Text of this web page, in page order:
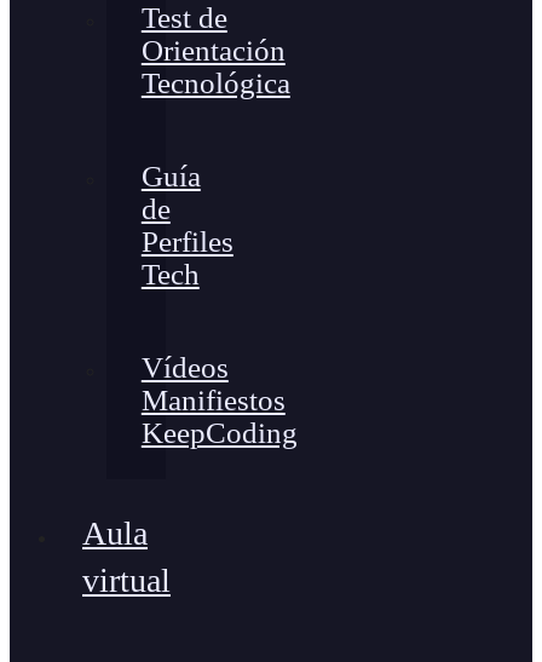
Test de
Orientación
Tecnológica
Guía
de
Perfiles
Tech
Vídeos
Manifiestos
KeepCoding
Aula
virtual